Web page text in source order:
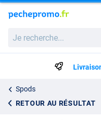
recherche...
Spods
RETOUR AU RÉSULTAT